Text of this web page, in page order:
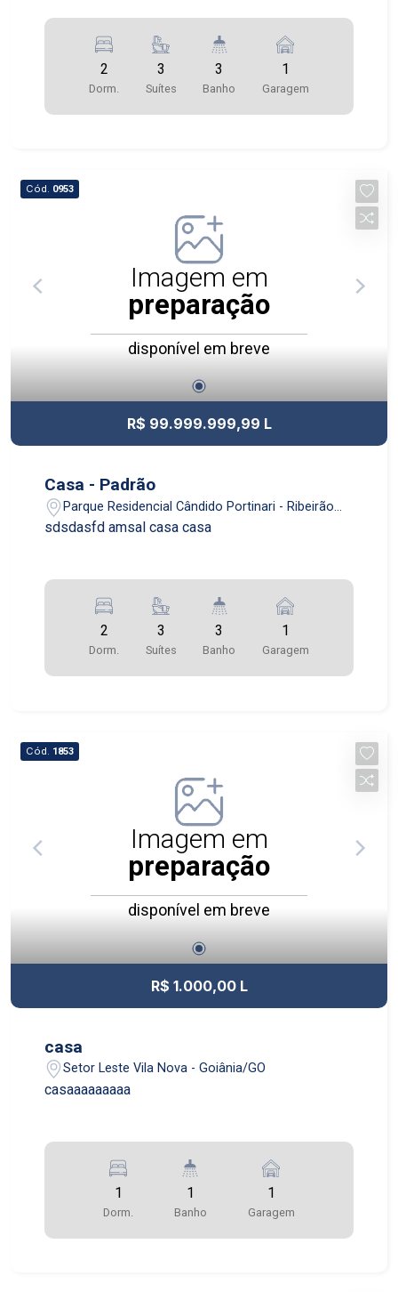
2
Dorm.
3
Suítes
3
Banho
1
Garagem
Cód. 0953
Imagem em
preparação
disponível em breve
R$ 99.999.999,99 L
Casa - Padrão
Parque Residencial Cândido Portinari - Ribeirão
Preto/SP
sdsdasfd amsal casa casa
2
Dorm.
3
Suítes
3
Banho
1
Garagem
Cód. 1853
Imagem em
preparação
disponível em breve
R$ 1.000,00 L
casa
Setor Leste Vila Nova - Goiânia/GO
casaaaaaaaaa
1
Dorm.
1
Banho
1
Garagem